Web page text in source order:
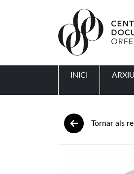
INICI
Tornar als